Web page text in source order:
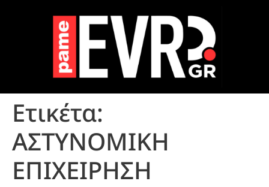
Ετικέτα:
ΑΣΤΥΝΟΜΙΚΗ
ΕΠΙΧΕΙΡΗΣΗ